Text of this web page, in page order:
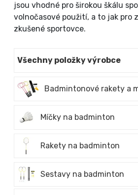
jsou vhodné pro širokou škálu
volnočasové použití, a to jak pro
zkušené sportovce.
Všechny položky výrobce
Badmintonové rakety a
Míčky na badminton
Rakety na badminton
Sestavy na badminton